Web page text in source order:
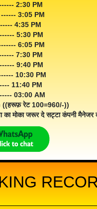
2:30 PM
------ 3:05 PM
4:35 PM
5:30 PM
6:05 PM
7:30 PM
------- 9:40 PM
10:30 PM
11:40 PM
03:00 AM
((हरूफ़ रेट 100=960/-))
मोका जरूर दे सट्टा कंपनी मैनेजर